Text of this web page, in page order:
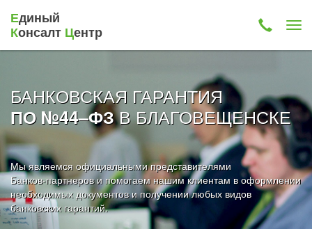
Единый
Консалт Центр
БАНКОВСКАЯ ГАРАНТИЯ
ПО №44–ФЗВ БЛАГОВЕЩЕНСКЕ
Мы являемся официальными представителями
Банков-партнеров и помогаем нашим клиентам в оформлении
необходимых документов и получении любых видов
банковских гарантий.